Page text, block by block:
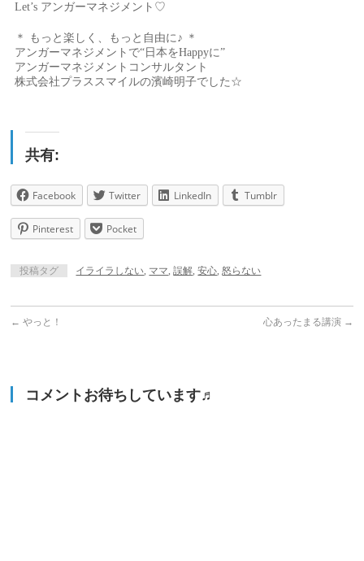
Let’s アンガーマネジメント♡
＊ もっと楽しく、もっと自由に♪ ＊
アンガーマネジメントで“日本をHappyに”
アンガーマネジメントコンサルタント
株式会社プラススマイルの濱崎明子でした☆
共有:
Facebook Twitter LinkedIn Tumblr
Pinterest Pocket
投稿タグ イライラしない, ママ,誤解,安心,怒らない
← やっと！ 心あったまる講演 →
コメントお待ちしています♬